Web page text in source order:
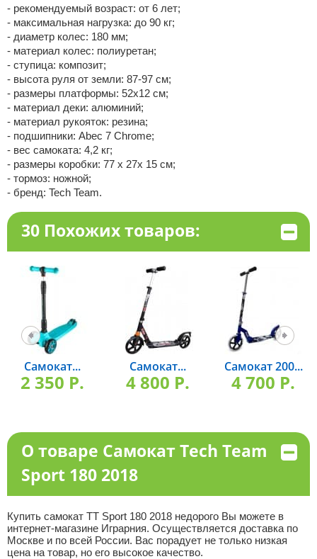
- рекомендуемый возраст: от 6 лет;
- максимальная нагрузка: до 90 кг;
- диаметр колес: 180 мм;
- материал колес: полиуретан;
- ступица: композит;
- высота руля от земли: 87-97 см;
- размеры платформы: 52х12 см;
- материал деки: алюминий;
- материал рукояток: резина;
- подшипники: Abec 7 Сhrome;
- вес самоката: 4,2 кг;
- размеры коробки: 77 х 27х 15 см;
- тормоз: ножной;
- бренд: Tech Team.
30 Похожих товаров:
Самокат...
2 350 P.
Самокат...
4 800 P.
Самокат 200...
4 700 P.
О товаре Самокат Tech Team
Sport 180 2018
Купить самокат TT Sport 180 2018 недорого Вы можете в
интернет-магазине Играрния. Осуществляется доставка по
Москве и по всей России. Вас порадует не только низкая
цена на товар, но его высокое качество.